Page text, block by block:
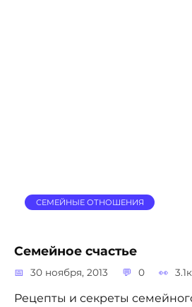
СЕМЕЙНЫЕ ОТНОШЕНИЯ
Семейное счастье
30 ноября, 2013 0
Рецепты и секреты